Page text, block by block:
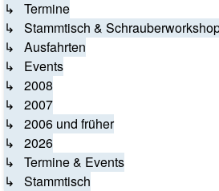
↳ Termine
↳ Stammtisch &
↳ Ausfahrten
↳ Events
↳ 2008
↳ 2007
↳ 2006 und früher
↳ 2026
↳ Termine & Events
↳ Stammtisch